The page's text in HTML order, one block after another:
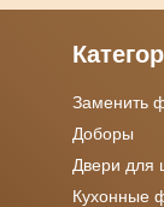
Заменить
Доборы
Двери для
Кухонные